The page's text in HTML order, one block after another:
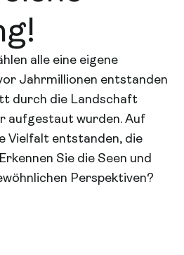
alle eine eigene
Jahrmillionen entstanden
durch die Landschaft
aufgestaut wurden. Auf
Vielfalt entstanden, die
Sie die Seen und
Perspektiven?